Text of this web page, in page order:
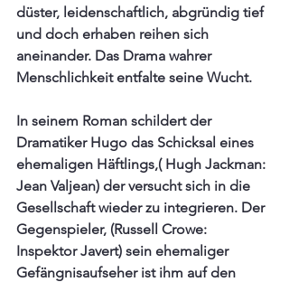
düster, leidenschaftlich, abgründig tief
und doch erhaben reihen sich
aneinander. Das Drama wahrer
Menschlichkeit entfalte seine Wucht.
In seinem Roman schildert der
Dramatiker Hugo das Schicksal eines
ehemaligen Häftlings,( Hugh Jackman:
Jean Valjean) der versucht sich in die
Gesellschaft wieder zu integrieren. Der
Gegenspieler, (Russell Crowe:
Inspektor Javert) sein ehemaliger
Gefängnisaufseher ist ihm auf den